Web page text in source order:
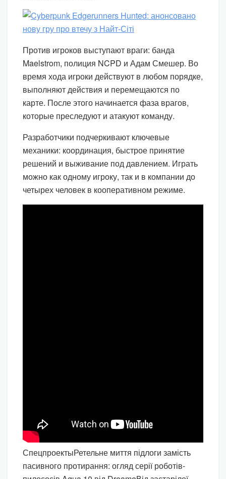
Против игроков выступают враги: банда
Maelstrom, полиция NCPD и Адам Смешер. Во
время хода игроки действуют в любом порядке,
выполняют действия и перемещаются по
карте. После этого начинается фаза врагов,
которые преследуют и атакуют команду.
Разработчики подчеркивают ключевые
механики: координация, быстрое принятие
решений и выживание под давлением. Играть
можно как одному игроку, так и в компании до
четырех человек в кооперативном режиме.
СпецпроектыРетельне миття підлоги замість
пасивного протирання: огляд серії роботів-